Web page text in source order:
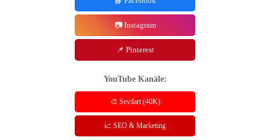
📷 Instagram
📌 Pinterest
YouTube Kanäle:
🎨 Sevilart (40K)
📈 SEO & Marketing